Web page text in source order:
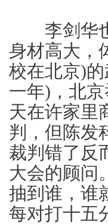
李剑华也
身材高大，
校在北京)
一年)，北
天在许家里
判，但陈发
裁判错了反
大会的顾问
抽到谁，谁
每对打十五